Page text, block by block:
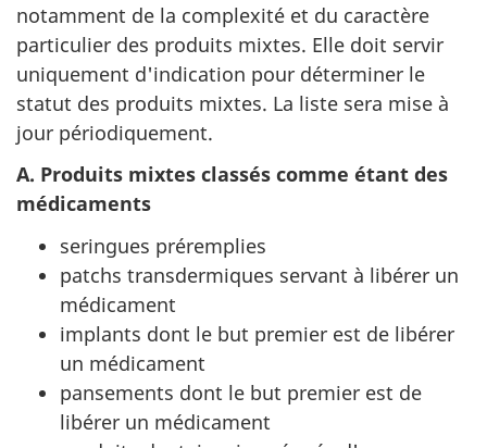
notamment de la complexité et du caractère
particulier des produits mixtes. Elle doit servir
uniquement d'indication pour déterminer le
statut des produits mixtes. La liste sera mise à
jour périodiquement.
A. Produits mixtes classés comme étant des
médicaments
seringues préremplies
patchs transdermiques servant à libérer un
médicament
implants dont le but premier est de libérer
un médicament
pansements dont le but premier est de
libérer un médicament